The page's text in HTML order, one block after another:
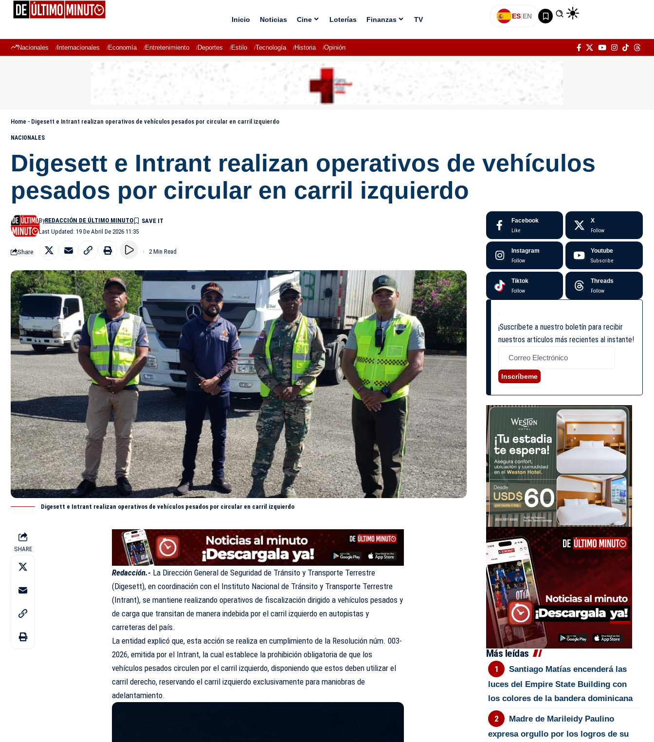
Inicio Noticias Cine Loterías Finanzas TV ES|EN
Nacionales Internacionales Economía Entretenimiento Deportes Estilo Tecnología Historia Opinión
Home - Digesett e Intrant realizan operativos de vehículos pesados por circular en carril izquierdo
NACIONALES
Digesett e Intrant realizan operativos de vehículos
pesados por circular en carril izquierdo
Last Updated: 19 De Abril De 2026 11:35
ByREDACCIÓN DE ÚLTIMO MINUTO
Share 2 Min Read
Digesett e Intrant realizan operativos de vehículos pesados por circular en carril izquierdo
SHARE
Redacción.- La Dirección General de Seguridad de Tránsito y Transporte Terrestre
(Digesett), en coordinación con el Instituto Nacional de Tránsito y Transporte Terrestre
(Intrant), se mantiene realizando operativos de fiscalización dirigido a vehículos pesados y
de carga que transitan de manera indebida por el carril izquierdo en autopistas y
carreteras del país.
La entidad explicó que, esta acción se realiza en cumplimiento de la Resolución núm. 003-
2026, emitida por el Intrant, la cual establece la prohibición obligatoria de que los
vehículos pesados circulen por el carril izquierdo, disponiendo que estos deben utilizar el
carril derecho, reservando el carril izquierdo exclusivamente para maniobras de
adelantamiento.
Facebook
Like
X
Follow
Instagram
Follow
Youtube
Subscribe
Tiktok
Follow
Threads
Follow
¡Suscríbete a nuestro boletín para recibir
nuestros artículos más recientes al instante!
Inscríbeme
Más leídas
Santiago Matías encenderá las
luces del Empire State Building con
los colores de la bandera dominicana
Madre de Marileidy Paulino
expresa orgullo por los logros de su